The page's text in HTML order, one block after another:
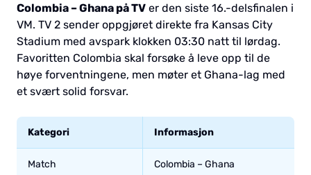
Colombia – Ghana på TV er den siste 16.-delsfinalen i
VM. TV 2 sender oppgjøret direkte fra Kansas City
Stadium med avspark klokken 03:30 natt til lørdag.
Favoritten Colombia skal forsøke å leve opp til de
høye forventningene, men møter et Ghana-lag med
et svært solid forsvar.
Kategori Informasjon
Match Colombia – Ghana